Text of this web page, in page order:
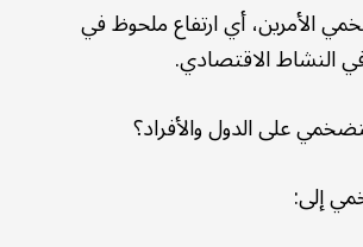
الأمرين، أي ارتفاع ملحوظ في
النشاط الاقتصادي.
على الدول والأفراد؟
إلى: